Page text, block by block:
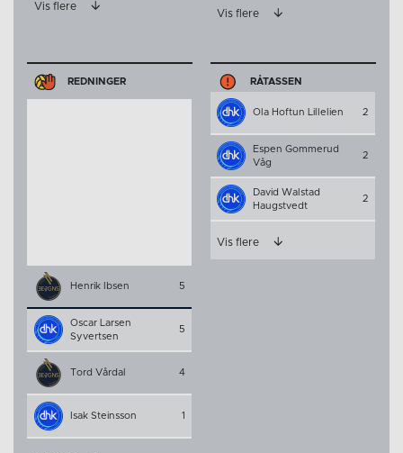
Vis flere
Vis flere
REDNINGER
Henrik Ibsen 5
Oscar Larsen
Syvertsen
5
Tord Vårdal 4
Isak Steinsson 1
RÅTASSEN
Ola Hoftun Lillelien 2
Espen Gommerud
Våg
2
David Walstad
Haugstvedt
2
Vis flere